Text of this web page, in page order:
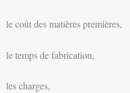
le coût des matières premières,
le temps de fabrication,
les charges,